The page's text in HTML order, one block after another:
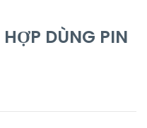
DÙNG PIN